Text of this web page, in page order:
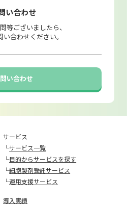
い合わせ
等ございましたら、
合わせください。
い合わせ
サービス
└サービス一覧
└目的からサービスを探す
└細胞製剤受託サービス
└運用支援サービス
導入実績